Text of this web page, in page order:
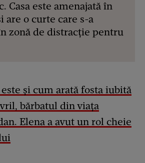
Casa este amenajată în
are o curte care s-a
zonă de distracție pentru
și cum arată fosta iubită
bărbatul din viața
Elena a avut un rol cheie